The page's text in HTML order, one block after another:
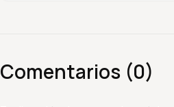
Comentarios (0)